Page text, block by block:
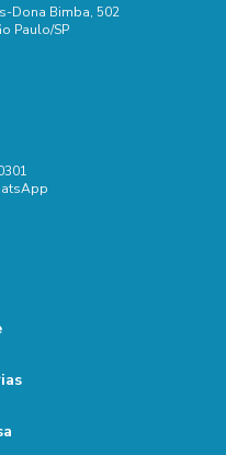
Dona Bimba, 502
Paulo/SP